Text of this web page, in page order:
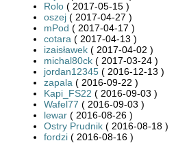
Rolo ( 2017-05-15 )
oszej ( 2017-04-27 )
mPod ( 2017-04-17 )
cotara ( 2017-04-13 )
izaisławek ( 2017-04-02 )
michal80ck ( 2017-03-24 )
jordan12345 ( 2016-12-13 )
zapala ( 2016-09-22 )
Kapi_FS22 ( 2016-09-03 )
Wafel77 ( 2016-09-03 )
lewar ( 2016-08-26 )
Ostry Prudnik ( 2016-08-18 )
fordzi ( 2016-08-16 )